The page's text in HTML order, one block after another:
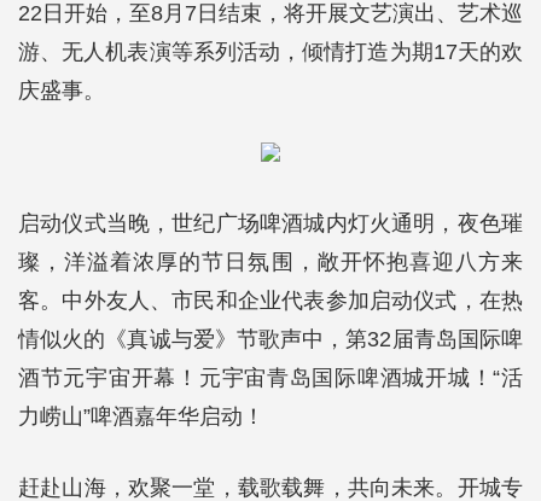
22日开始，至8月7日结束，将开展文艺演出、艺术巡
游、无人机表演等系列活动，倾情打造为期17天的欢
庆盛事。
启动仪式当晚，世纪广场啤酒城内灯火通明，夜色璀
璨，洋溢着浓厚的节日氛围，敞开怀抱喜迎八方来
客。中外友人、市民和企业代表参加启动仪式，在热
情似火的《真诚与爱》节歌声中，第32届青岛国际啤
酒节元宇宙开幕！元宇宙青岛国际啤酒城开城！“活
力崂山”啤酒嘉年华启动！
赶赴山海，欢聚一堂，载歌载舞，共向未来。开城专